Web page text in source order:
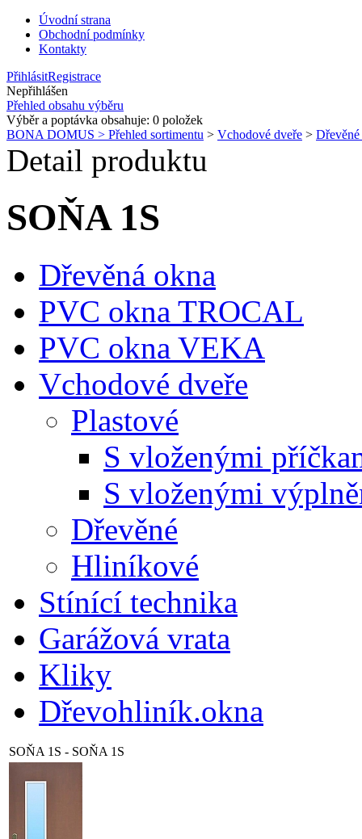
Úvodní strana
Obchodní podmínky
Kontakty
PřihlásitRegistrace
Nepřihlášen
Přehled obsahu výběru
Výběr a poptávka obsahuje: 0 položek
BONA DOMUS > Přehled sortimentu > Vchodové dveře > Dřevěné
Detail produktu
SOŇA 1S
Dřevěná okna
PVC okna TROCAL
PVC okna VEKA
Vchodové dveře
Plastové
S vloženými
S vloženými
Dřevěné
Hliníkové
Stínící technika
Garážová vrata
Kliky
Dřevohliník.okna
SOŇA 1S - SOŇA 1S